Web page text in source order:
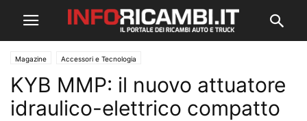
Magazine Accessori e Tecnologia
KYB MMP: il nuovo attuatore
idraulico-elettrico compatto